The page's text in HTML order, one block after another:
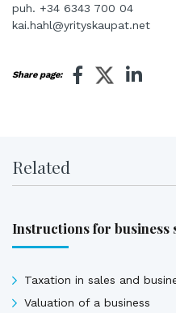
puh. +34 6343 700 04
kai.hahl@yrityskaupat.net
Share page:
Related
Instructions for business
Taxation in sales and
Valuation of a business